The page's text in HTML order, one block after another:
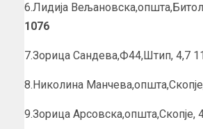
6.Лидија
1076
7.Зорица Сандева,Ф44,Штип, 4,7
8.Николина
9.Зорица Арсовска,општа,Скопје,